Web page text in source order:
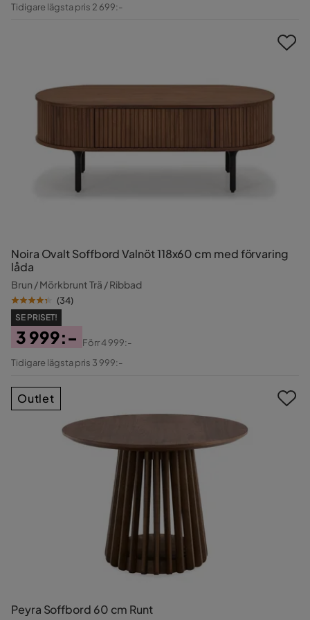
Tidigare lägsta pris 2 699:-
Noira Ovalt Soffbord Valnöt 118x60 cm med förvaring
låda
Brun / Mörkbrunt Trä / Ribbad
(34)
SE PRISET!
Pris
3 999:-
Original
Förr4 999:-
Tidigare lägsta pris 3 999:-
Peyra Soffbord 60 cm Runt
Outlet